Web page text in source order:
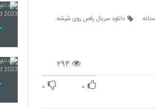
دانلود سریال رقص روی شیشه
۲۹۴
۰ ۰